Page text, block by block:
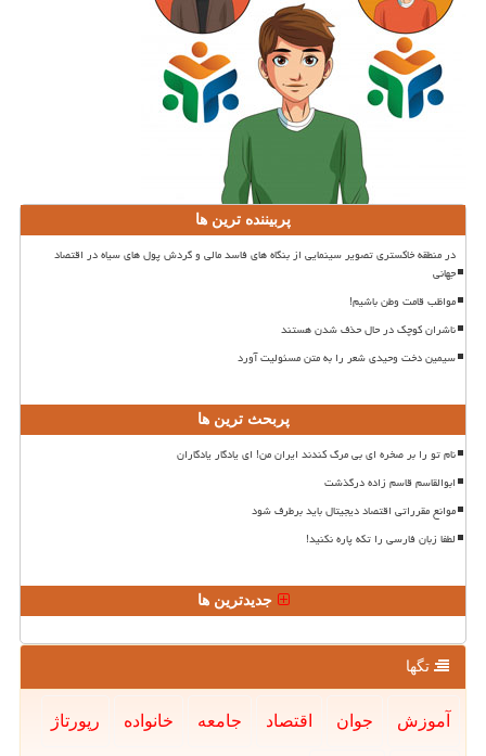
پربیننده ترین ها
در منطقه خاکستری تصویر سینمایی از بنگاه های فاسد مالی و گردش پول های سیاه در اقتصاد
جهانی
مواظب قامت وطن باشیم!
ناشران کوچک در حال حذف شدن هستند
سیمین دخت وحیدی شعر را به متن مسئولیت آورد
پربحث ترین ها
نام تو را بر صخره ای بی مرگ کندند ایران من! ای یادگار یادگاران
ابوالقاسم قاسم زاده درگذشت
موانع مقرراتی اقتصاد دیجیتال باید برطرف شود
لطفا زبان فارسی را تکه پاره نکنید!
جدیدترین ها
تگها
آموزش جوان اقتصاد جامعه خانواده رپورتاژ